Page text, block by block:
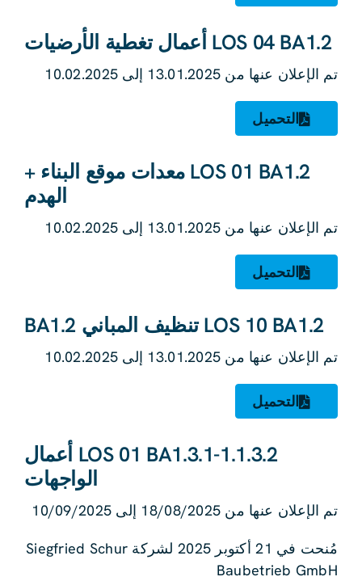
LOS 04 BA1.2 أعمال تغطية الأرضيات
تم الإعلان عنها من 13.01.2025 إلى 10.02.2025
التحميل
LOS 01 BA1.2 معدات موقع البناء +
الهدم
تم الإعلان عنها من 13.01.2025 إلى 10.02.2025
التحميل
LOS 10 BA1.2 تنظيف المباني BA1.2
تم الإعلان عنها من 13.01.2025 إلى 10.02.2025
التحميل
LOS 01 BA1.3.1-1.1.3.2 أعمال
الواجهات
تم الإعلان عنها من 18/08/2025 إلى 10/09/2025
مُنحت في 21 أكتوبر 2025 لشركة Siegfried Schur
Baubetrieb GmbH